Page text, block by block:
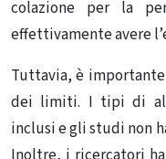
colazione per la
effettivamente avere
Tuttavia, è
dei limiti. I tipi di
inclusi e gli studi non